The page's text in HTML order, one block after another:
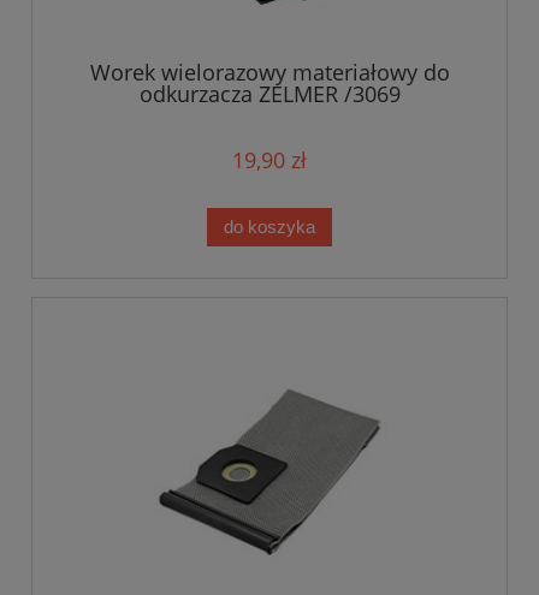
Worek wielorazowy materiałowy do
odkurzacza ZELMER /3069
19,90 zł
do koszyka